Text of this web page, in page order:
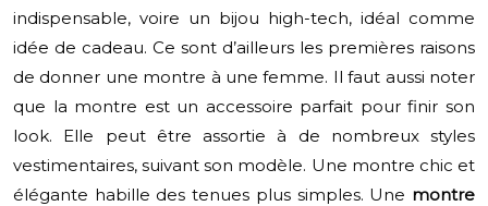
indispensable, voire un bijou high-tech, idéal comme
idée de cadeau. Ce sont d’ailleurs les premières raisons
de donner une montre à une femme. Il faut aussi noter
que la montre est un accessoire parfait pour finir son
look. Elle peut être assortie à de nombreux styles
vestimentaires, suivant son modèle. Une montre chic et
élégante habille des tenues plus simples. Une montre